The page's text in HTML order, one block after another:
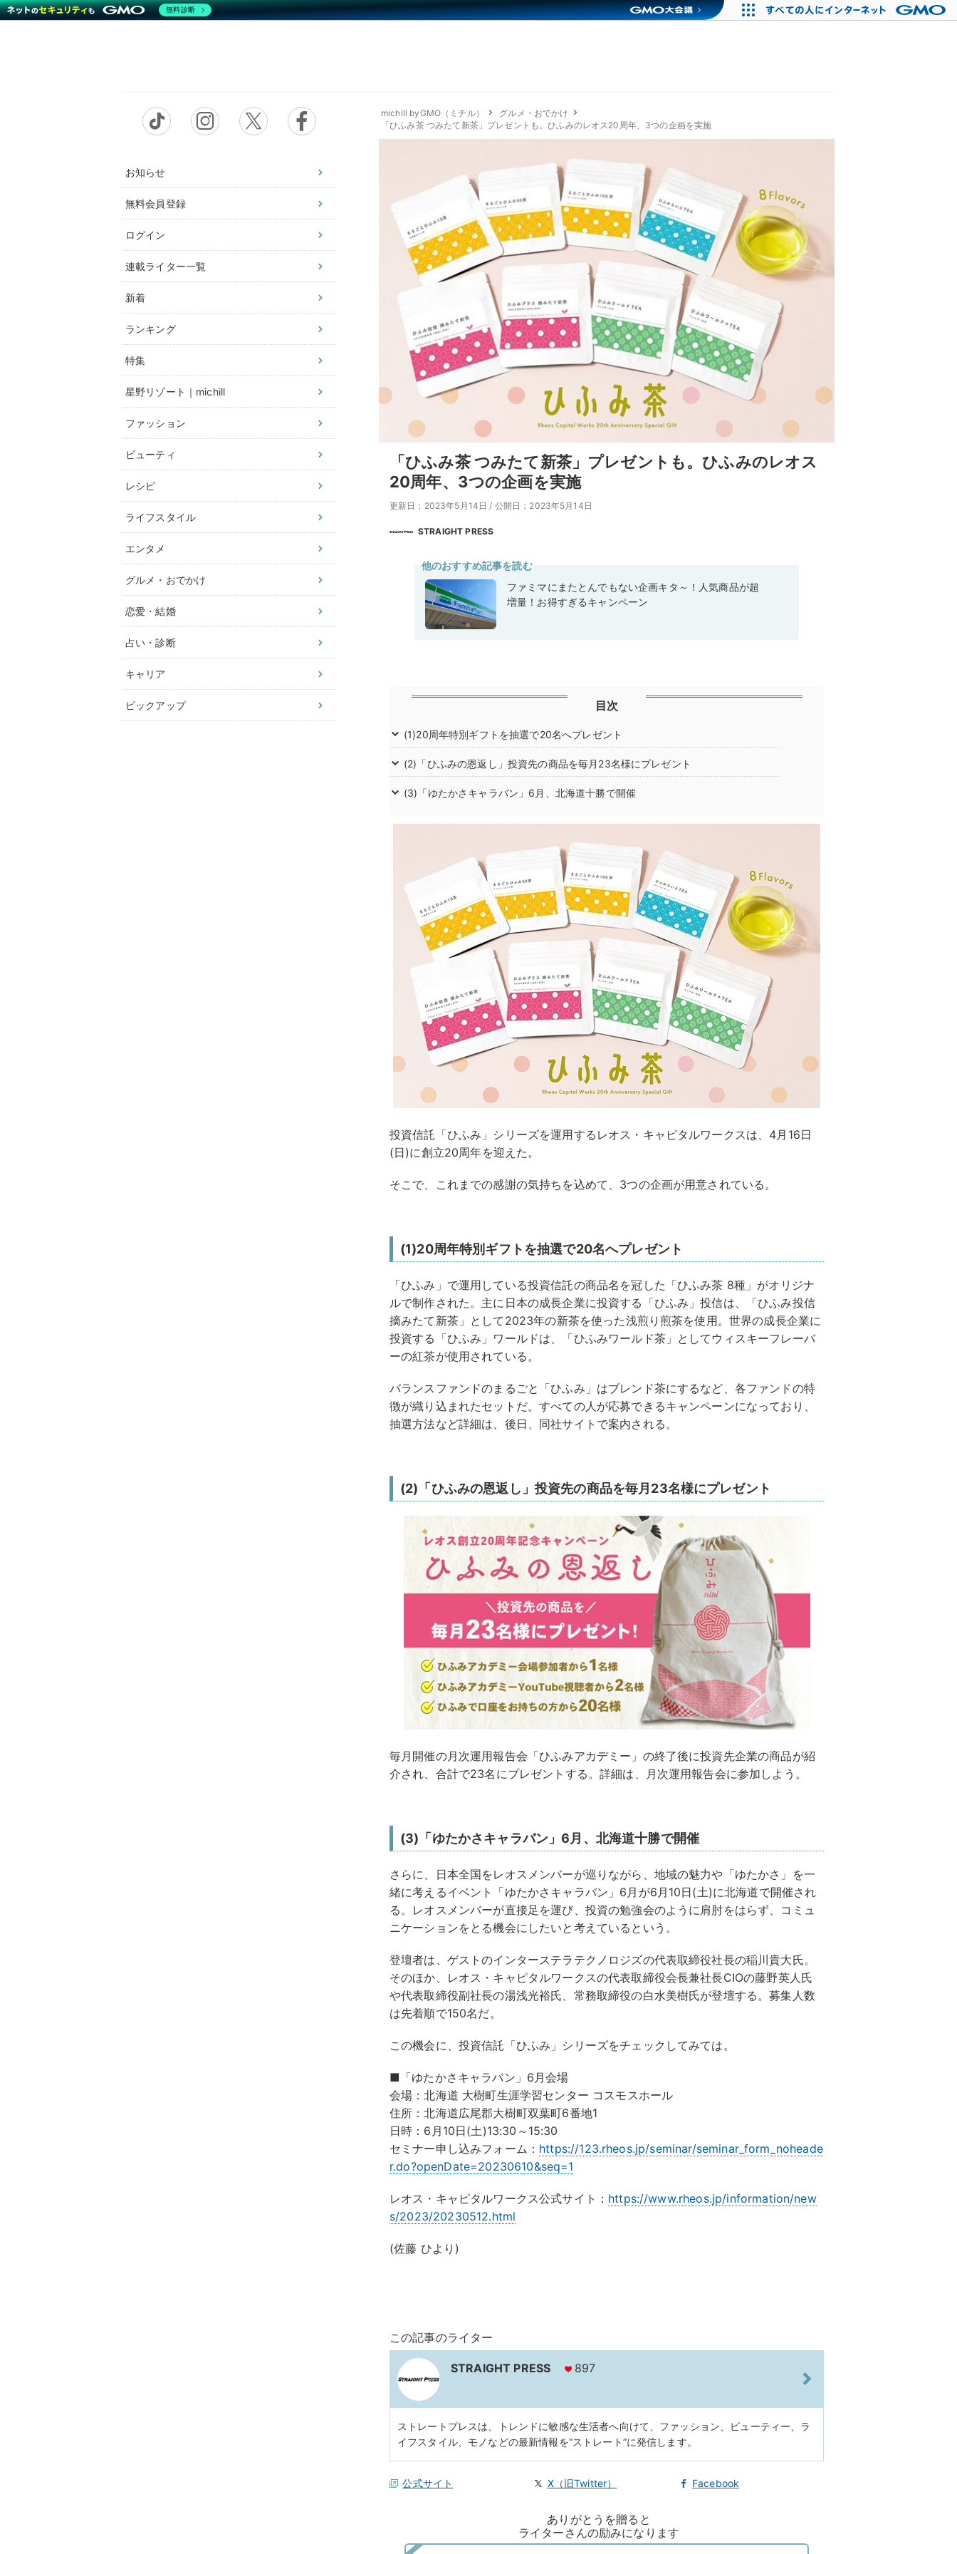
お知らせ
無料会員登録
ログイン
連載ライター一覧
新着
ランキング
特集
星野リゾート｜michill
ファッション
ビューティ
レシピ
ライフスタイル
エンタメ
グルメ・おでかけ
恋愛・結婚
占い・診断
キャリア
ピックアップ
michill byGMO（ミチル）
グルメ・おでかけ
「ひふみ茶 つみたて新茶」プレゼントも。ひふみのレオス20周年、3つの企画を実施
「ひふみ茶 つみたて新茶」プレゼントも。ひふみのレオス
20周年、3つの企画を実施
更新日：2023年5月14日 / 公開日：2023年5月14日
STRAIGHT PRESS
他のおすすめ記事を読む
ファミマにまたとんでもない企画キタ～！人気商品が超
増量！お得すぎるキャンペーン
目次
(1)20周年特別ギフトを抽選で20名へプレゼント
(2)「ひふみの恩返し」投資先の商品を毎月23名様にプレゼント
(3)「ゆたかさキャラバン」6月、北海道十勝で開催
投資信託「ひふみ」シリーズを運用するレオス・キャピタルワークスは、4月16日
(日)に創立20周年を迎えた。
そこで、これまでの感謝の気持ちを込めて、3つの企画が用意されている。
(1)20周年特別ギフトを抽選で20名へプレゼント
「ひふみ」で運用している投資信託の商品名を冠した「ひふみ茶 8種」がオリジナ
ルで制作された。主に日本の成長企業に投資する「ひふみ」投信は、「ひふみ投信
摘みたて新茶」として2023年の新茶を使った浅煎り煎茶を使用。世界の成長企業に
投資する「ひふみ」ワールドは、「ひふみワールド茶」としてウィスキーフレーバ
ーの紅茶が使用されている。
バランスファンドのまるごと「ひふみ」はブレンド茶にするなど、各ファンドの特
徴が織り込まれたセットだ。すべての人が応募できるキャンペーンになっており、
抽選方法など詳細は、後日、同社サイトで案内される。
(2)「ひふみの恩返し」投資先の商品を毎月23名様にプレゼント
毎月開催の月次運用報告会「ひふみアカデミー」の終了後に投資先企業の商品が紹
介され、合計で23名にプレゼントする。詳細は、月次運用報告会に参加しよう。
(3)「ゆたかさキャラバン」6月、北海道十勝で開催
さらに、日本全国をレオスメンバーが巡りながら、地域の魅力や「ゆたかさ」を一
緒に考えるイベント「ゆたかさキャラバン」6月が6月10日(土)に北海道で開催され
る。レオスメンバーが直接足を運び、投資の勉強会のように肩肘をはらず、コミュ
ニケーションをとる機会にしたいと考えているという。
登壇者は、ゲストのインターステラテクノロジズの代表取締役社長の稲川貴大氏。
そのほか、レオス・キャピタルワークスの代表取締役会長兼社長CIOの藤野英人氏
や代表取締役副社長の湯浅光裕氏、常務取締役の白水美樹氏が登壇する。募集人数
は先着順で150名だ。
この機会に、投資信託「ひふみ」シリーズをチェックしてみては。
■「ゆたかさキャラバン」6月会場
会場：北海道 大樹町生涯学習センター コスモスホール
住所：北海道広尾郡大樹町双葉町6番地1
日時：6月10日(土)13:30～15:30
セミナー申し込みフォーム： https://123.rheos.jp/seminar/seminar_form_noheade
r.do?openDate=20230610&seq=1
レオス・キャピタルワークス公式サイト： https://www.rheos.jp/information/new
s/2023/20230512.html
(佐藤 ひより)
この記事のライター
STRAIGHT PRESS 897
ストレートプレスは、トレンドに敏感な生活者へ向けて、ファッション、ビューティー、ラ
イフスタイル、モノなどの最新情報を“ストレート”に発信します。
公式サイト X（旧Twitter） Facebook
ありがとうを贈ると
ライターさんの励みになります
無料診断